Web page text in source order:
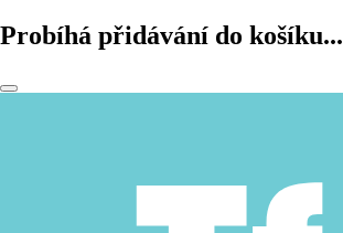
Probíhá přidávání do košíku...